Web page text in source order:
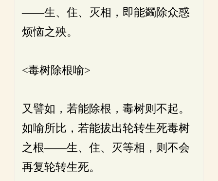
——生、住、灭相，即能蠲除众惑
烦恼之殃。
<毒树除根喻>
又譬如，若能除根，毒树则不起。
如喻所比，若能拔出轮转生死毒树
之根——生、住、灭等相，则不会
再复轮转生死。